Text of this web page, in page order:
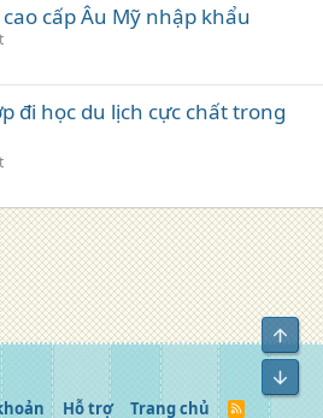
cấp Âu Mỹ nhập khẩu
đi học du lịch cực chất trong
Hỗ trợ Trang chủ
R
Top